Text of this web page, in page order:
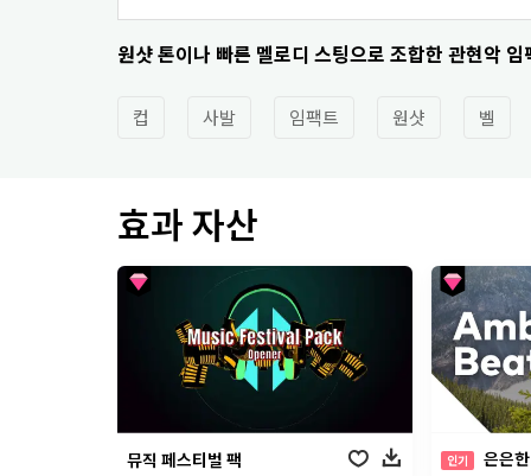
원샷 톤이나 빠른 멜로디 스팅으로 조합한 관현악
컵 사발 임팩트 원샷 벨
효과 자산
뮤직 페스티벌 팩 인기 은은